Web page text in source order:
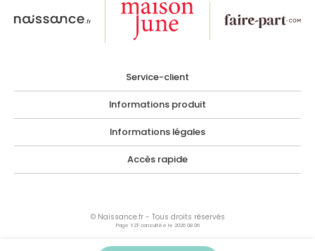
Service-client
Informations produit
Informations légales
Accès rapide
© Naissance.fr - Tous droits réservés
Page YZF consultée le 2026 08 06